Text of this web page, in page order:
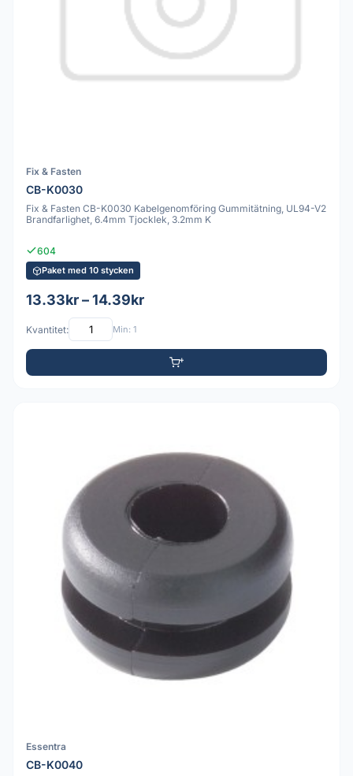
Fix & Fasten
CB-K0030
Fix & Fasten CB-K0030 Kabelgenomföring Gummitätning, UL94-V2
Brandfarlighet, 6.4mm Tjocklek, 3.2mm K
604
Paket med 10 stycken
13.33kr – 14.39kr
Kvantitet: Min: 1
Essentra
CB-K0040